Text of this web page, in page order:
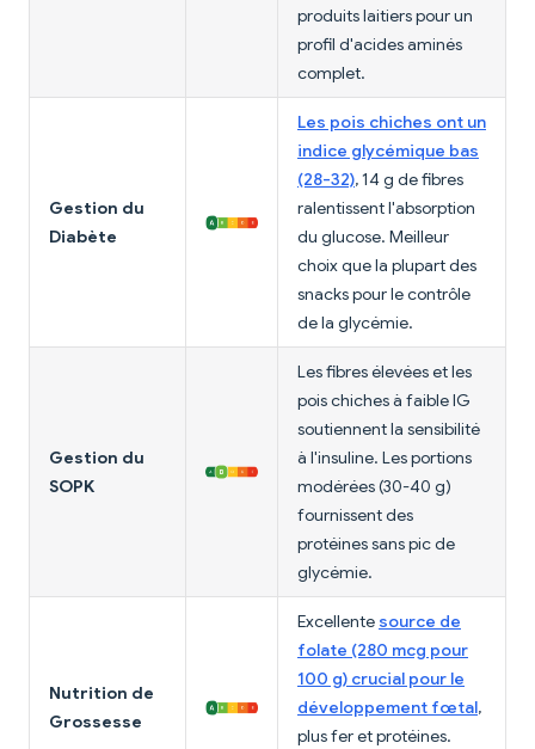
produits laitiers pour un
profil d'acides aminés
complet.
Gestion du
Diabète
Les pois chiches ont un
indice glycémique bas
(28-32), 14 g de fibres
ralentissent l'absorption
du glucose. Meilleur
choix que la plupart des
snacks pour le contrôle
de la glycémie.
Gestion du
SOPK
Les fibres élevées et les
pois chiches à faible IG
soutiennent la sensibilité
à l'insuline. Les portions
modérées (30-40 g)
fournissent des
protéines sans pic de
glycémie.
Nutrition de
Grossesse
Excellente source de
folate (280 mcg pour
100 g) crucial pour le
développement fœtal,
plus fer et protéines.